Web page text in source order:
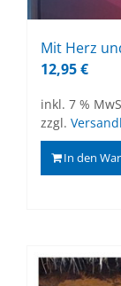
Mit Herz
12,95€
inkl. 7 %
zzgl.
In den